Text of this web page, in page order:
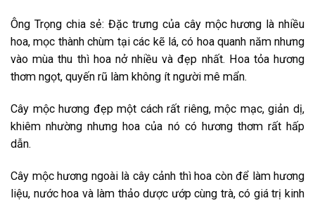
Ông Trọng chia sẻ: Đặc trưng của cây mộc hương là nhiều
hoa, mọc thành chùm tại các kẽ lá, có hoa quanh năm nhưng
vào mùa thu thì hoa nở nhiều và đẹp nhất. Hoa tỏa hương
thơm ngọt, quyến rũ làm không ít người mê mẩn.
Cây mộc hương đẹp một cách rất riêng, mộc mạc, giản dị,
khiêm nhường nhưng hoa của nó có hương thơm rất hấp
dẫn.
Cây mộc hương ngoài là cây cảnh thì hoa còn để làm hương
liệu, nước hoa và làm thảo dược ướp cùng trà, có giá trị kinh